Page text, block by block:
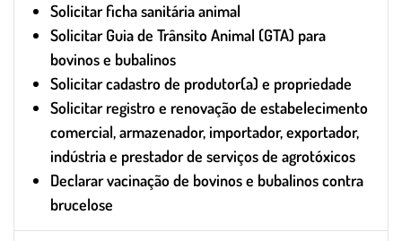
Solicitar ficha sanitária animal
Solicitar Guia de Trânsito Animal (GTA) para
bovinos e bubalinos
Solicitar cadastro de produtor(a) e propriedade
Solicitar registro e renovação de estabelecimento
comercial, armazenador, importador, exportador,
indústria e prestador de serviços de agrotóxicos
Declarar vacinação de bovinos e bubalinos contra
brucelose